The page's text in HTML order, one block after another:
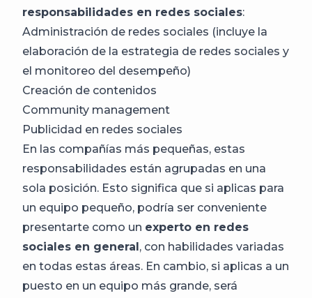
responsabilidades en redes sociales:
Administración de redes sociales (incluye la
elaboración de la estrategia de redes sociales y
el monitoreo del desempeño)
Creación de contenidos
Community management
Publicidad en redes sociales
En las compañías más pequeñas, estas
responsabilidades están agrupadas en una
sola posición. Esto significa que si aplicas para
un equipo pequeño, podría ser conveniente
presentarte como un experto en redes
sociales en general, con habilidades variadas
en todas estas áreas. En cambio, si aplicas a un
puesto en un equipo más grande, será